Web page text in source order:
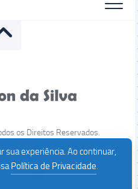
os Direitos Reservados.
sua experiência. Ao continuar,
Política de Privacidade.